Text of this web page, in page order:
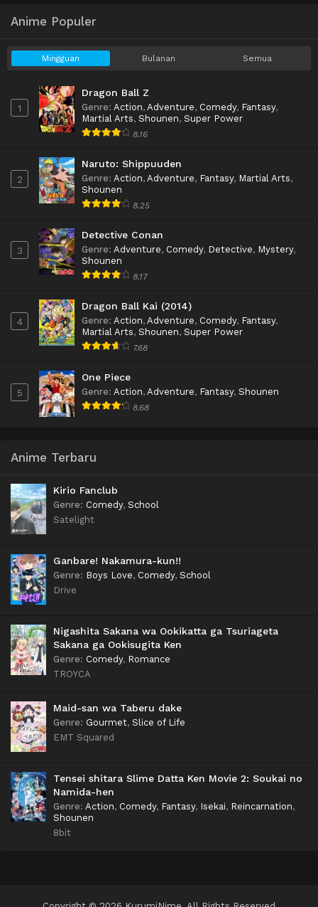
Anime Populer
Mingguan Bulanan Semua
1
Dragon Ball Z
Genre: Action, Adventure, Comedy, Fantasy,
Martial Arts, Shounen, Super Power
8.16
2
Naruto: Shippuuden
Genre: Action, Adventure, Fantasy, Martial Arts,
Shounen
8.25
3
Detective Conan
Genre: Adventure, Comedy, Detective, Mystery,
Shounen
8.17
4
Dragon Ball Kai (2014)
Genre: Action, Adventure, Comedy, Fantasy,
Martial Arts, Shounen, Super Power
7.68
5
One Piece
Genre: Action, Adventure, Fantasy, Shounen
8.68
Anime Terbaru
Kirio Fanclub
Genre: Comedy, School
Satelight
Ganbare! Nakamura-kun!!
Genre: Boys Love, Comedy, School
Drive
Nigashita Sakana wa Ookikatta ga Tsuriageta
Sakana ga Ookisugita Ken
Genre: Comedy, Romance
TROYCA
Maid-san wa Taberu dake
Genre: Gourmet, Slice of Life
EMT Squared
Tensei shitara Slime Datta Ken Movie 2: Soukai no
Namida-hen
Genre: Action, Comedy, Fantasy, Isekai, Reincarnation,
Shounen
8bit